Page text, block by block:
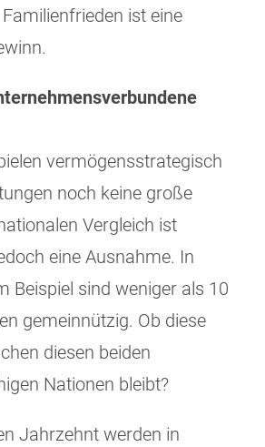
ist eine
vermögensstrategisch
noch keine große
Vergleich ist
eine Ausnahme. In
Beispiel sind weniger als 10
gemeinnützig. Ob diese
diesen beiden
Nationen bleibt?
Jahrzehnt werden in